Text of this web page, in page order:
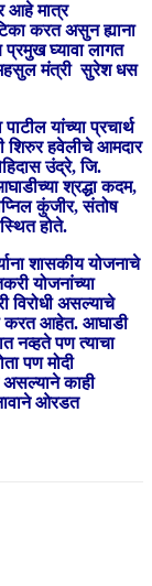
आहे मात्र
करत असुन ह्याना
प्रमुख घ्यावा लागत
महसुल मंत्री सुरेश धस
यांच्या प्रचार्थ
शिरुर हवेलीचे आमदार
उंद्रे, जि.
श्रद्धा कदम,
कुंजीर, संतोष
होते.
शासकीय योजनाचे
योजनांच्या
विरोधी असल्याचे
करत आहेत. आघाडी
नव्हते पण त्याचा
पण मोदी
काही
ओरडत